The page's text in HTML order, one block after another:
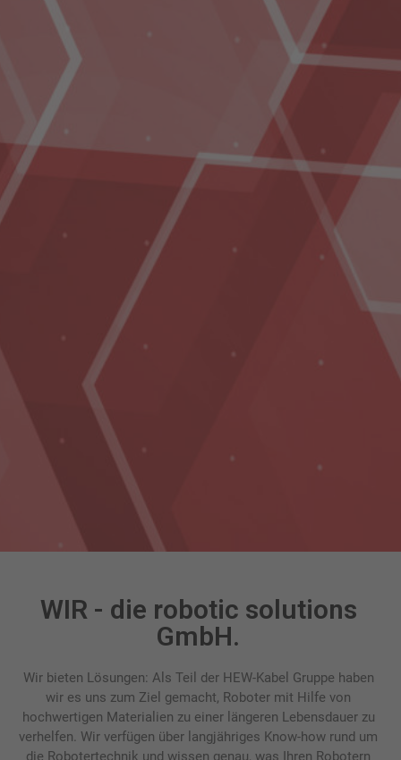
WIR - die robotic solutions
GmbH.
Wir bieten Lösungen: Als Teil der HEW-Kabel Gruppe haben
wir es uns zum Ziel gemacht, Roboter mit Hilfe von
hochwertigen Materialien zu einer längeren Lebensdauer zu
verhelfen. Wir verfügen über langjähriges Know-how rund um
die Robotertechnik und wissen genau, was Ihren Robotern